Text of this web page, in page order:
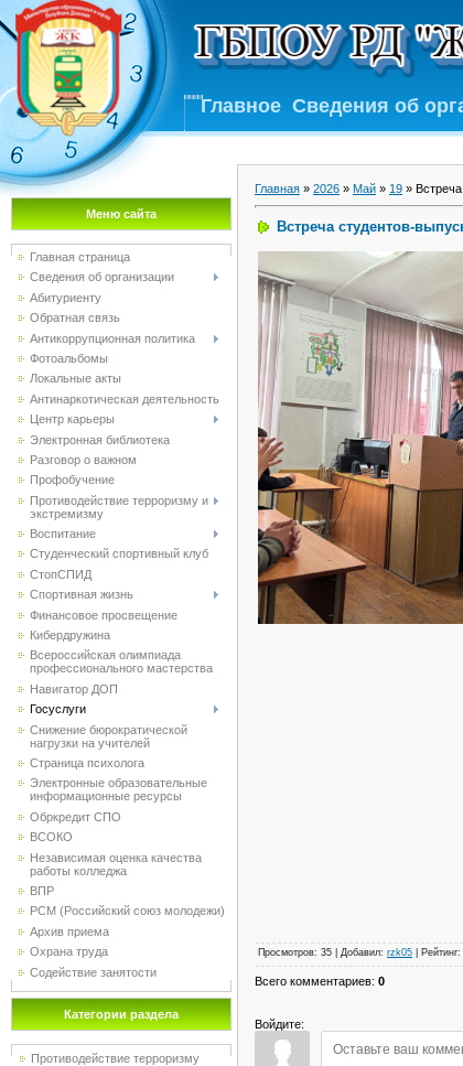
Главное Сведения об
Меню сайта
Главная страница
Сведения об организации
Абитуриенту
Обратная связь
Антикоррупционная политика
Фотоальбомы
Локальные акты
Антинаркотическая деятельность
Центр карьеры
Электронная библиотека
Разговор о важном
Профобучение
Противодействие терроризму и
экстремизму
Воспитание
Студенческий спортивный клуб
CтопСПИД
Спортивная жизнь
Финансовое просвещение
Кибердружина
Всероссийская олимпиада
профессионального мастерства
Навигатор ДОП
Госуслуги
Снижение бюрократической
нагрузки на учителей
Страница психолога
Электронные образовательные
информационные ресурсы
Обркредит СПО
ВСОКО
Независимая оценка качества
работы колледжа
ВПР
РСМ (Российский союз молодежи)
Архив приема
Охрана труда
Содействие занятости
Категории раздела
Противодействие терроризму
Главная » 2026 » Май » 19 »
Встреча студентов-
Просмотров: 35 Добавил: rzk05 Рейтинг:
Всего комментариев: 0
Войдите: